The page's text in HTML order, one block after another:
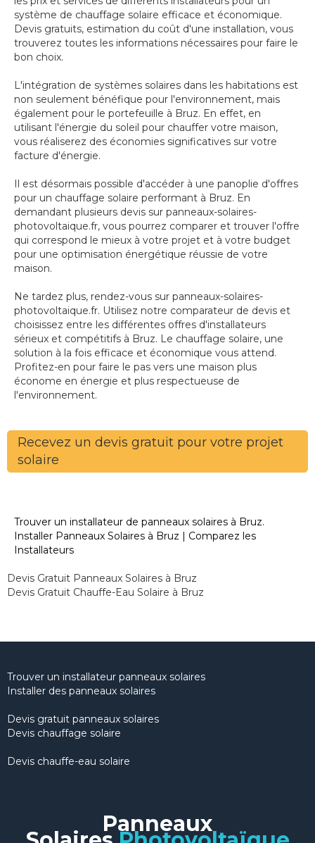
système de chauffage solaire efficace et économique.
Devis gratuits, estimation du coût d'une installation, vous
trouverez toutes les informations nécessaires pour faire le
bon choix.
L'intégration de systèmes solaires dans les habitations est
non seulement bénéfique pour l'environnement, mais
également pour le portefeuille à Bruz. En effet, en
utilisant l'énergie du soleil pour chauffer votre maison,
vous réaliserez des économies significatives sur votre
facture d'énergie.
Il est désormais possible d'accéder à une panoplie d'offres
pour un chauffage solaire performant à Bruz. En
demandant plusieurs devis sur panneaux-solaires-
photovoltaique.fr, vous pourrez comparer et trouver l'offre
qui correspond le mieux à votre projet et à votre budget
pour une optimisation énergétique réussie de votre
maison.
Ne tardez plus, rendez-vous sur panneaux-solaires-
photovoltaique.fr. Utilisez notre comparateur de devis et
choisissez entre les différentes offres d'installateurs
sérieux et compétitifs à Bruz. Le chauffage solaire, une
solution à la fois efficace et économique vous attend.
Profitez-en pour faire le pas vers une maison plus
économe en énergie et plus respectueuse de
l'environnement.
Recevez un devis gratuit pour votre projet
solaire
Trouver un installateur de panneaux solaires à Bruz.
Installer Panneaux Solaires à Bruz | Comparez les
Installateurs
Devis Gratuit Panneaux Solaires à Bruz
Devis Gratuit Chauffe-Eau Solaire à Bruz
Trouver un installateur panneaux solaires
Installer des panneaux solaires
Devis gratuit panneaux solaires
Devis chauffage solaire
Devis chauffe-eau solaire
Panneaux